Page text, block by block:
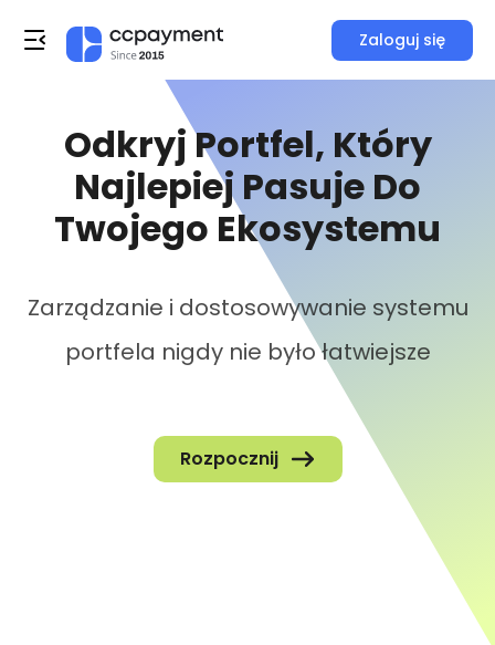
Zaloguj się
Odkryj Portfel, Który
Najlepiej Pasuje Do
Twojego Ekosystemu
Zarządzanie i dostosowywanie systemu
portfela nigdy nie było łatwiejsze
Rozpocznij